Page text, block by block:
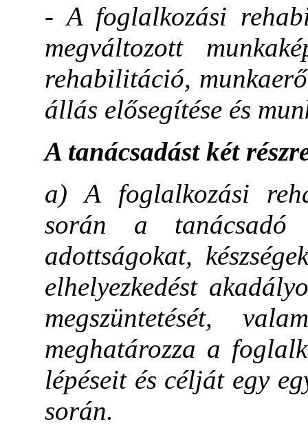
- A foglalkozási
megváltozott
rehabilitáció,
állás elősegítése és
A tanácsadást két
a) A foglalkozási
során a tanácsadó
adottságokat,
elhelyezkedést
megszüntetését,
meghatározza a
lépéseit és célját egy
során.